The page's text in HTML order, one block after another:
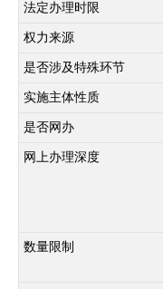
法定办理时限
权力来源
是否涉及特殊环节
实施主体性质
是否网办
网上办理深度
数量限制